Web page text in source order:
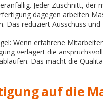
Jeder Zuschnitt, der
dagegen arbeiten
Das reduziert Ausschuss und
Wenn erfahrene
verlagert die
Das macht die
auf die